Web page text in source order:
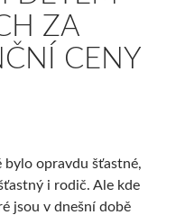
ZA
CENY
bylo opravdu šťastné,
i rodič. Ale kde
jsou v dnešní době